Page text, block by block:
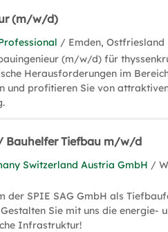
(m/w/d)
/ Emden, Ostfriesland
(m/w/d) für
Herausforderungen im
und profitieren Sie von
Bauhelfer Tiefbau m/w/d
Switzerland Austria GmbH /
der SPIE SAG GmbH als
Sie mit uns die energie-
Infrastruktur!